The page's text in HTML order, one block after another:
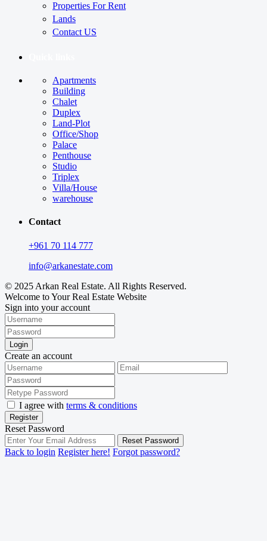
Properties For Rent
Lands
Contact US
Apartments
Building
Chalet
Duplex
Land-Plot
Office/Shop
Palace
Penthouse
Studio
Triplex
Villa/House
warehouse
Contact
+961 70 114 777
info@arkanestate.com
© 2025 Arkan Real Estate. All Rights Reserved.
Welcome to Your Real Estate Website
Sign into your account
Login
Create an account
I agree with terms & conditions
Register
Reset Password
Reset Password
Back to login Register here! Forgot password?